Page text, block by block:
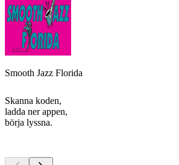
Smooth Jazz Florida
Skanna koden,
ladda ner appen,
börja lyssna.